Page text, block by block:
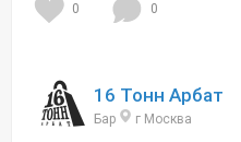
0 0
16 Тонн Арбат
Бар г Москва